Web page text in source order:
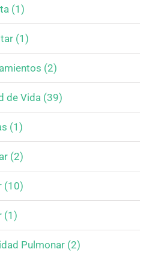
(1)
(1)
(2)
de Vida (39)
(1)
(2)
(10)
(1)
Pulmonar (2)